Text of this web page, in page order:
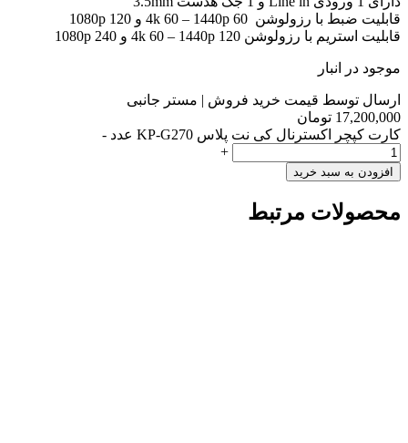
قابلیت ضبط با رزولوشن 4k 60 – 1440p 60 و 1080p 120
قابلیت استریم با رزولوشن 4k 60 – 1440p 120 و 1080p 240
موجود در انبار
ارسال توسط قیمت خرید فروش | مستر جانبی
17,200,000 تومان
کارت کپچر اکسترنال کی نت پلاس KP-G270 عدد
-
+
افزودن به سبد خرید
محصولات مرتبط